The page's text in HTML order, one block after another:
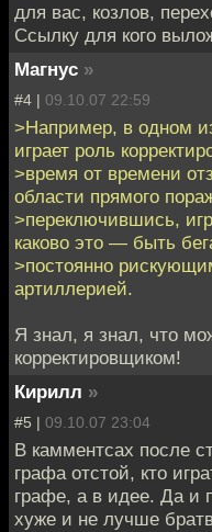
для вас, козлов,
Ссылку для кого
Магнус »
#4 | 09.10.07 22:59
>Например, в одном
играет роль
>время от времени
области прямого
>переключившись,
каково это — быть
>постоянно
артиллерией.
Я знал, я знал, что
корректировщиком!
Кирилл »
#5 | 09.10.07 23:04
В камментсах после
графа отстой, кто
графе, а в идее. Да и
хуже и не лучше